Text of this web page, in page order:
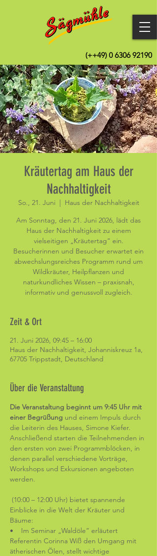
(++49) 0 6306 92190
Kräutertag am Haus der
Nachhaltigkeit
So., 21. Juni
  |
Haus der Nachhaltigkeit
Am Sonntag, den 21. Juni 2026, lädt das
Haus der Nachhaltigkeit zu einem
vielseitigen „Kräutertag“ ein.
Besucherinnen und Besucher erwartet ein
abwechslungsreiches Programm rund um
Wildkräuter, Heilpflanzen und
naturkundliches Wissen – praxisnah,
informativ und genussvoll zugleich.
Zeit & Ort
21. Juni 2026, 09:45 – 16:00
Haus der Nachhaltigkeit, Johanniskreuz 1a,
67705 Trippstadt, Deutschland
Über die Veranstaltung
Die Veranstaltung beginnt um 9:45 Uhr mit
einer Begrüßung und einem Impuls durch
die Leiterin des Hauses, Simone Kiefer.
Anschließend starten die Teilnehmenden in
den ersten von zwei Programmblöcken, in
denen parallel verschiedene Vorträge,
Workshops und Exkursionen angeboten
werden.
(10:00 – 12:00 Uhr) bietet spannende
Einblicke in die Welt der Kräuter und
Bäume:
•    Im Seminar „Waldöle“ erläutert
Referentin Corinna Wiß den Umgang mit
ätherischen Ölen, stellt wichtige